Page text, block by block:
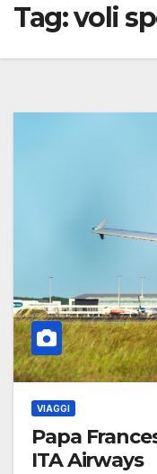
Tag:voli
VIAGGI
Papa
ITA Airways